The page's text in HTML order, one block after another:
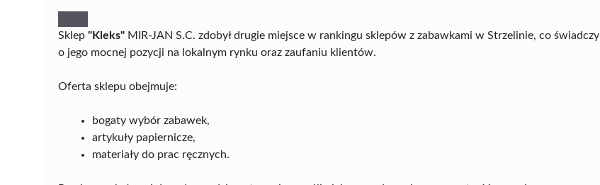
Sklep "Kleks" MIR-JAN S.C. zdobył drugie miejsce w rankingu sklepów z zabawkami w Strzelinie, co świadczy
o jego mocnej pozycji na lokalnym rynku oraz zaufaniu klientów.
Oferta sklepu obejmuje:
bogaty wybór zabawek,
artykuły papiernicze,
materiały do prac ręcznych.